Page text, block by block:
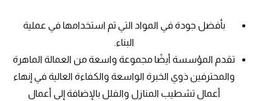
بأفضل جودة في المواد التي تم استخدامها في عملية
البناء.
تقدم المؤسسة أيضًا مجموعة واسعة من العمالة الماهرة
والمحترفين ذوي الخبرة الواسعة والكفاءة العالية في إنهاء
أعمال تشطيب المنازل والفلل بالإضافة إلى أعمال